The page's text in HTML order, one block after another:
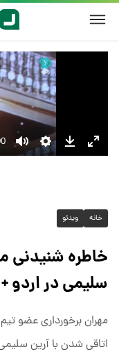
خانه ویدئو
خاطره شنیدنی
سلیمی در اردو‌
مهران برخورداری عضو
اتاقی شدن با آرین